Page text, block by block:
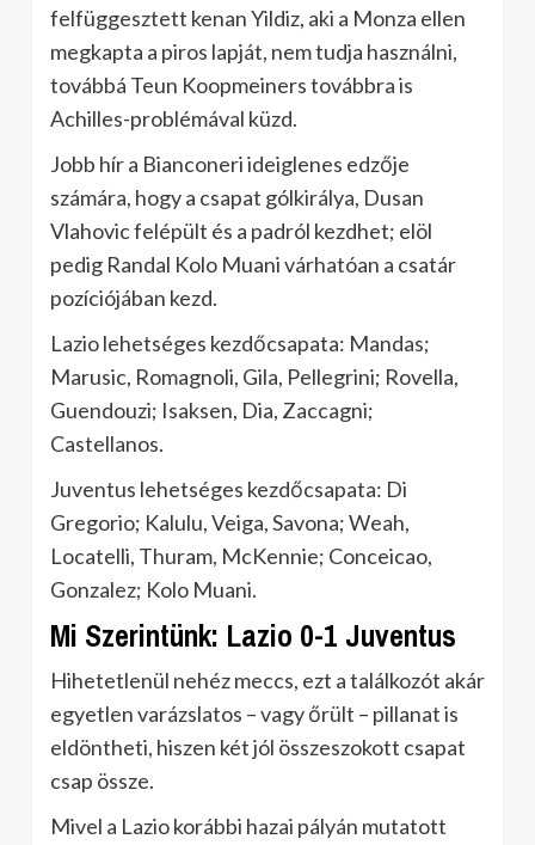
felfüggesztett kenan Yildiz, aki a Monza ellen
megkapta a piros lapját, nem tudja használni,
továbbá Teun Koopmeiners továbbra is
Achilles-problémával küzd.
Jobb hír a Bianconeri ideiglenes edzője
számára, hogy a csapat gólkirálya, Dusan
Vlahovic felépült és a padról kezdhet; elöl
pedig Randal Kolo Muani várhatóan a csatár
pozíciójában kezd.
Lazio lehetséges kezdőcsapata: Mandas;
Marusic, Romagnoli, Gila, Pellegrini; Rovella,
Guendouzi; Isaksen, Dia, Zaccagni;
Castellanos.
Juventus lehetséges kezdőcsapata: Di
Gregorio; Kalulu, Veiga, Savona; Weah,
Locatelli, Thuram, McKennie; Conceicao,
Gonzalez; Kolo Muani.
Mi Szerintünk: Lazio 0-1 Juventus
Hihetetlenül nehéz meccs, ezt a találkozót akár
egyetlen varázslatos – vagy őrült – pillanat is
eldöntheti, hiszen két jól összeszokott csapat
csap össze.
Mivel a Lazio korábbi hazai pályán mutatott